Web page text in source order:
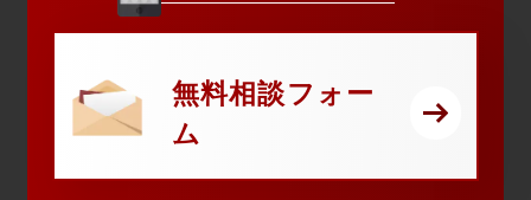
無料相談フォー
ム